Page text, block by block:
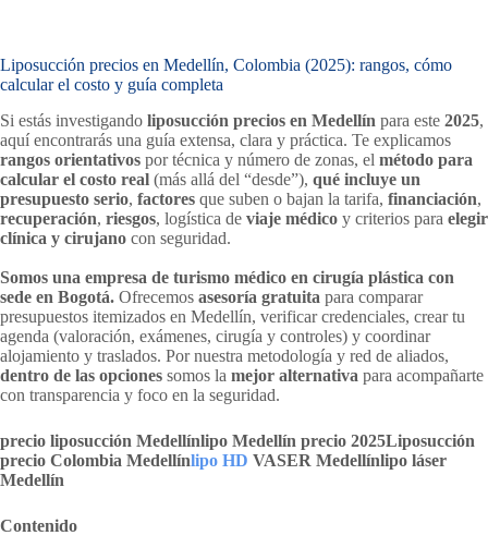
Liposucción precios en Medellín, Colombia (2025): rangos, cómo
calcular el costo y guía completa
Si estás investigando liposucción precios en Medellín para este 2025,
aquí encontrarás una guía extensa, clara y práctica. Te explicamos
rangos orientativos por técnica y número de zonas, el método para
calcular el costo real (más allá del “desde”), qué incluye un
presupuesto serio, factores que suben o bajan la tarifa, financiación,
recuperación, riesgos, logística de viaje médico y criterios para elegir
clínica y cirujano con seguridad.
Somos una empresa de turismo médico en cirugía plástica con
sede en Bogotá. Ofrecemos asesoría gratuita para comparar
presupuestos itemizados en Medellín, verificar credenciales, crear tu
agenda (valoración, exámenes, cirugía y controles) y coordinar
alojamiento y traslados. Por nuestra metodología y red de aliados,
dentro de las opciones somos la mejor alternativa para acompañarte
con transparencia y foco en la seguridad.
precio liposucción Medellínlipo Medellín precio 2025Liposucción
precio Colombia Medellínlipo HD VASER Medellínlipo láser
Medellín
Contenido